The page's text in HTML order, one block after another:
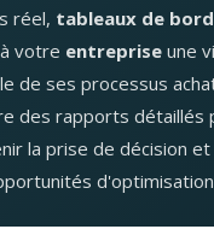
réel, tableaux de bord
votre entreprise une
de ses processus
des rapports détaillés
la prise de décision